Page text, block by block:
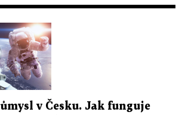
v Česku. Jak funguje